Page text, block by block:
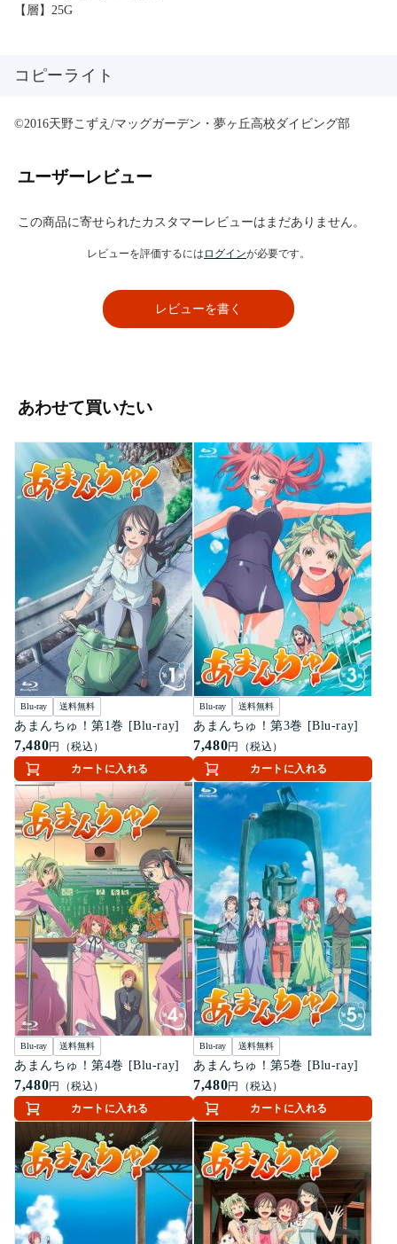
【層】25G
コピーライト
©2016天野こずえ/マッグガーデン・夢ヶ丘高校ダイビング部
ユーザーレビュー
この商品に寄せられたカスタマーレビューはまだありません。
レビューを評価するには ログインが必要です。
レビューを書く
あわせて買いたい
Blu-ray 送料無料
あまんちゅ！第1巻 [Blu-ray]
7,480円（税込）
カートに入れる
Blu-ray 送料無料
あまんちゅ！第3巻 [Blu-ray]
7,480円（税込）
カートに入れる
Blu-ray 送料無料
あまんちゅ！第4巻 [Blu-ray]
7,480円（税込）
カートに入れる
Blu-ray 送料無料
あまんちゅ！第5巻 [Blu-ray]
7,480円（税込）
カートに入れる